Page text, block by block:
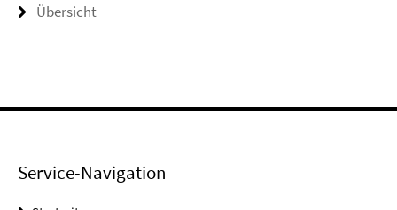
Übersicht
Service-Navigation